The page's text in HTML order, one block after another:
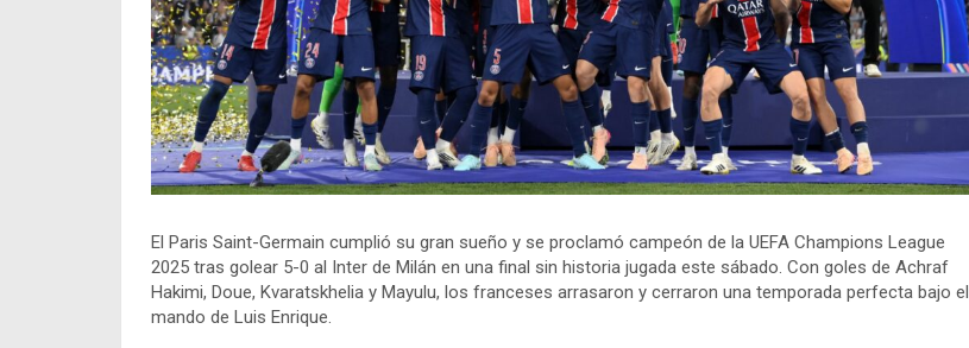
El Paris Saint-Germain cumplió su gran sueño y se proclamó campeón de la UEFA Champions League
2025 tras golear 5-0 al Inter de Milán en una final sin historia jugada este sábado. Con goles de Achraf
Hakimi, Doue, Kvaratskhelia y Mayulu, los franceses arrasaron y cerraron una temporada perfecta bajo el
mando de Luis Enrique.